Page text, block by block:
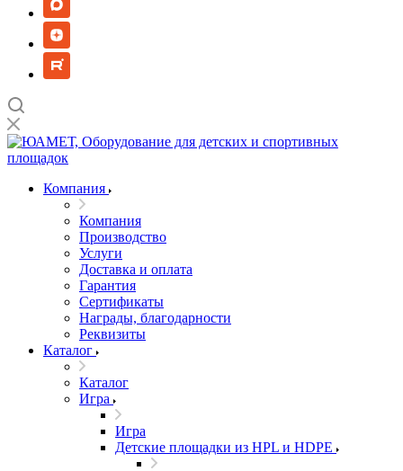
Компания
Компания
Производство
Услуги
Доставка и оплата
Гарантия
Сертификаты
Награды, благодарности
Реквизиты
Каталог
Каталог
Игра
Игра
Детские площадки из HPL и HDPE